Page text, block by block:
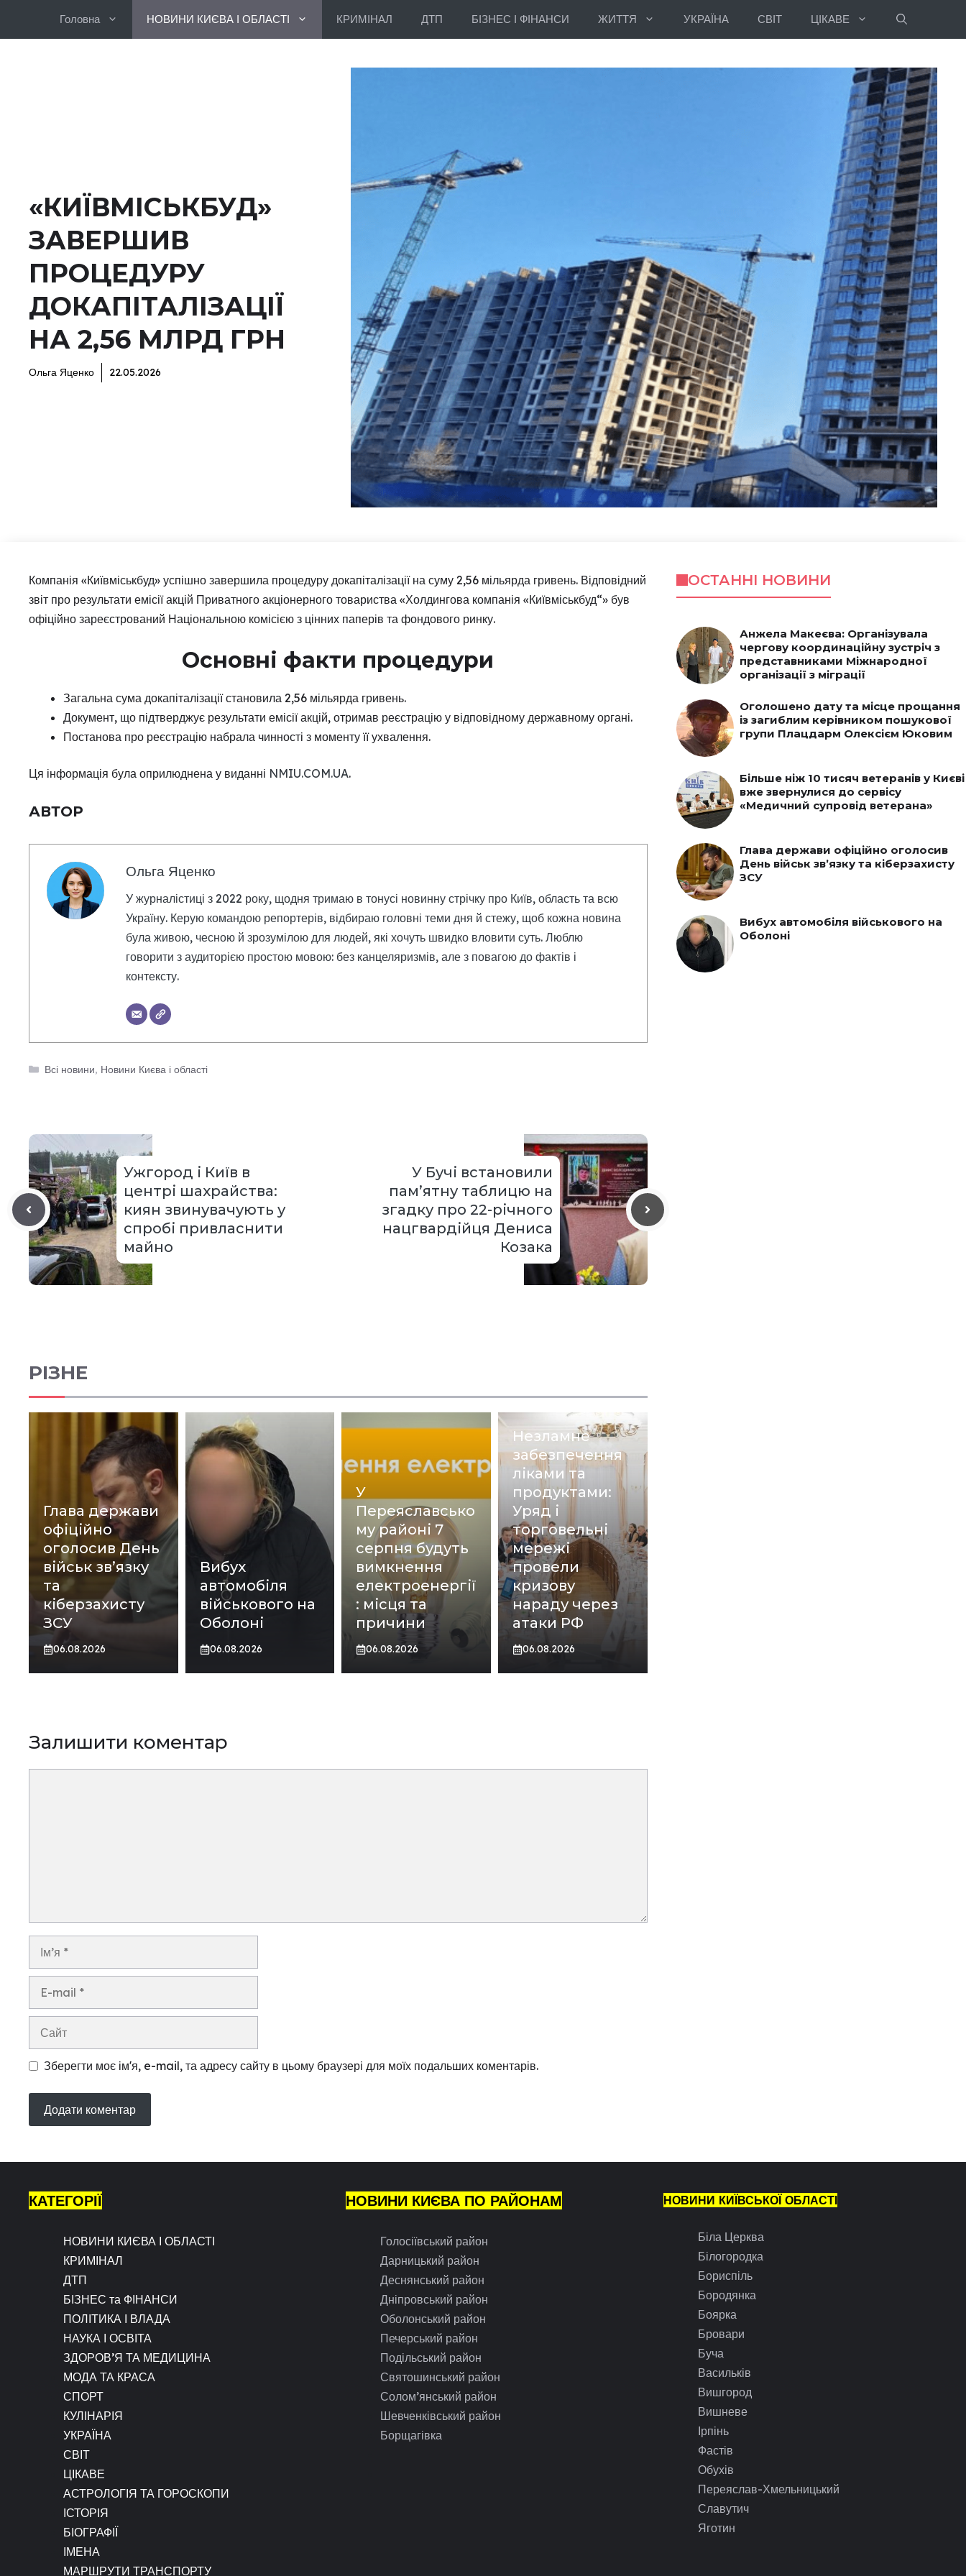
Головна НОВИНИ КИЄВА І ОБЛАСТІ КРИМІНАЛ ДТП БІЗНЕС І ФІНАНСИ ЖИТТЯ УКРАЇНА СВІТ ЦІКАВЕ
«КИЇВМІСЬКБУД»
ЗАВЕРШИВ
ПРОЦЕДУРУ
ДОКАПІТАЛІЗАЦІЇ
НА 2,56 МЛРД ГРН
Ольга Яценко 22.05.2026
Компанія «Київміськбуд» успішно завершила процедуру докапіталізації на суму 2,56 мільярда гривень. Відповідний
звіт про результати емісії акцій Приватного акціонерного товариства «Холдингова компанія «Київміськбуд“» був
офіційно зареєстрований Національною комісією з цінних паперів та фондового ринку.
Основні факти процедури
Загальна сума докапіталізації становила 2,56 мільярда гривень.
Документ, що підтверджує результати емісії акцій, отримав реєстрацію у відповідному державному органі.
Постанова про реєстрацію набрала чинності з моменту її ухвалення.
Ця інформація була оприлюднена у виданні NMIU.COM.UA.
АВТОР
Ольга Яценко
У журналістиці з 2022 року, щодня тримаю в тонусі новинну стрічку про Київ, область та всю
Україну. Керую командою репортерів, відбираю головні теми дня й стежу, щоб кожна новина
була живою, чесною й зрозумілою для людей, які хочуть швидко вловити суть. Люблю
говорити з аудиторією простою мовою: без канцеляризмів, але з повагою до фактів і
контексту.
Категорії
Всі новини, Новини Києва і області
Ужгород і Київ в
центрі шахрайства:
киян звинувачують у
спробі привласнити
майно
У Бучі встановили
пам’ятну таблицю на
згадку про 22-річного
нацгвардійця Дениса
Козака
РІЗНЕ
Глава держави
офіційно
оголосив День
військ зв’язку
та
кіберзахисту
ЗСУ
06.08.2026
Вибух
автомобіля
військового на
Оболоні
06.08.2026
У
Переяславсько
му районі 7
серпня будуть
вимкнення
електроенергії
: місця та
причини
06.08.2026
Незламне
забезпечення
ліками та
продуктами:
Уряд і
торговельні
мережі
провели
кризову
нараду через
атаки РФ
06.08.2026
Залишити коментар
Ім’я
Сайт
Зберегти моє ім'я, e-mail, та адресу сайту в цьому браузері для моїх подальших коментарів.
ОСТАННІ НОВИНИ
Анжела Макеєва: Організувала
чергову координаційну зустріч з
представниками Міжнародної
організації з міграції
Оголошено дату та місце прощання
із загиблим керівником пошукової
групи Плацдарм Олексієм Юковим
Більше ніж 10 тисяч ветеранів у Києві
вже звернулися до сервісу
«Медичний супровід ветерана»
Глава держави офіційно оголосив
День військ зв’язку та кіберзахисту
ЗСУ
Вибух автомобіля військового на
Оболоні
КАТЕГОРІЇ
НОВИНИ КИЄВА І ОБЛАСТІ
КРИМІНАЛ
ДТП
БІЗНЕС та ФІНАНСИ
ПОЛІТИКА І ВЛАДА
НАУКА І ОСВІТА
ЗДОРОВ’Я ТА МЕДИЦИНА
МОДА ТА КРАСА
СПОРТ
КУЛІНАРІЯ
УКРАЇНА
СВІТ
ЦІКАВЕ
АСТРОЛОГІЯ ТА ГОРОСКОПИ
ІСТОРІЯ
БІОГРАФІЇ
ІМЕНА
МАРШРУТИ ТРАНСПОРТУ
НОВИНИ КИЄВА ПО РАЙОНАМ
Голосіївський район
Дарницький район
Деснянський район
Дніпровський район
Оболонський район
Печерський район
Подільський район
Святошинський район
Солом’янський район
Шевченківський район
Борщагівка
НОВИНИ КИЇВСЬКОЇ ОБЛАСТІ
Біла Церква
Білогородка
Бориспіль
Бородянка
Боярка
Бровари
Буча
Васильків
Вишгород
Вишневе
Ірпінь
Фастів
Обухів
Переяслав-Хмельницький
Славутич
Яготин